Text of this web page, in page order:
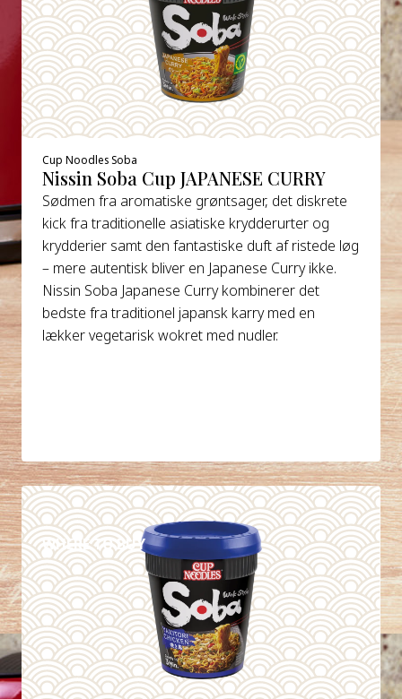
Cup Noodles Soba
Nissin Soba Cup JAPANESE CURRY
Sødmen fra aromatiske grøntsager, det diskrete
kick fra traditionelle asiatiske krydderurter og
krydderier samt den fantastiske duft af ristede løg
– mere autentisk bliver en Japanese Curry ikke.
Nissin Soba Japanese Curry kombinerer det
bedste fra traditionel japansk karry med en
lækker vegetarisk wokret med nudler.
WHERE TO BUY
DETAILS